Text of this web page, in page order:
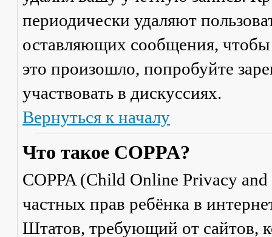
периодически удаляют
оставляющих сообщения,
это произошло, попробуйте
участвовать в дискуссиях.
Вернуться к началу
Что такое COPPA?
COPPA (Child Online Privacy
частных прав ребёнка в
Штатов, требующий от сайтов,